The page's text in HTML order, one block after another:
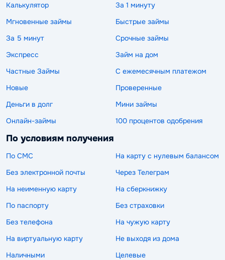
Калькулятор
За 1 минуту
Мгновенные займы
Быстрые займы
За 5 минут
Срочные займы
Экспресс
Займ на дом
Частные Займы
С ежемесячным платежом
Новые
Проверенные
Деньги в долг
Мини займы
Онлайн-займы
100 процентов одобрения
По условиям получения
По СМС
На карту с нулевым балансом
Без электронной почты
Через Телеграм
На неименную карту
На сберкнижку
По паспорту
Без страховки
Без телефона
На чужую карту
На виртуальную карту
Не выходя из дома
Наличными
Целевые